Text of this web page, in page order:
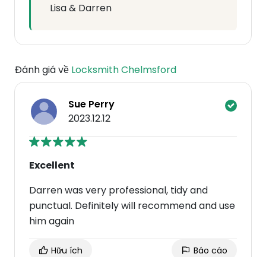
Lisa & Darren
Đánh giá về Locksmith Chelmsford
Sue Perry
2023.12.12
Excellent
Darren was very professional, tidy and
punctual. Definitely will recommend and use
him again
Hữu ích Báo cáo